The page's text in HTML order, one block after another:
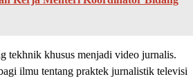
tekhnik khusus menjadi video jurnalis.
ilmu tentang praktek jurnalistik televisi